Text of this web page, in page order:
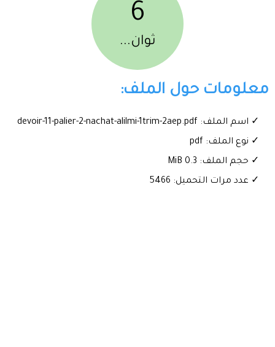
6
ثوان...
معلومات حول الملف:
✓ اسم الملف: devoir-11-palier-2-nachat-alilmi-1trim-2aep.pdf
✓ نوع الملف: pdf
✓ حجم الملف: 0.3 MiB
✓ عدد مرات التحميل: 5466